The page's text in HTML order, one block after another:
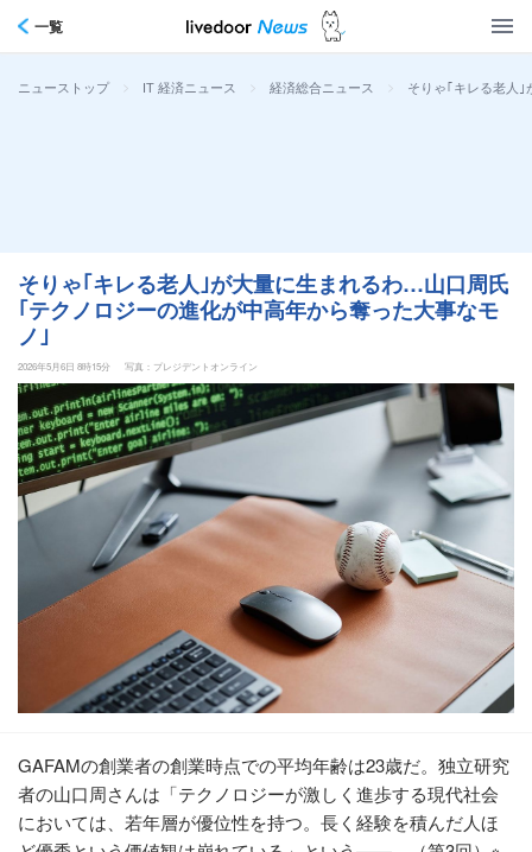
一覧
ニューストップ > IT 経済ニュース > 経済総合ニュース > そりゃ｢キレる老人
そりゃ｢キレる老人｣が大量に生まれるわ…山口周氏
｢テクノロジーの進化が中高年から奪った大事なモ
ノ｣
2026年5月6日 8時15分 写真：プレジデントオンライン
GAFAMの創業者の創業時点での平均年齢は23歳だ。独立研究
者の山口周さんは「テクノロジーが激しく進歩する現代社会
においては、若年層が優位性を持つ。長く経験を積んだ人ほ